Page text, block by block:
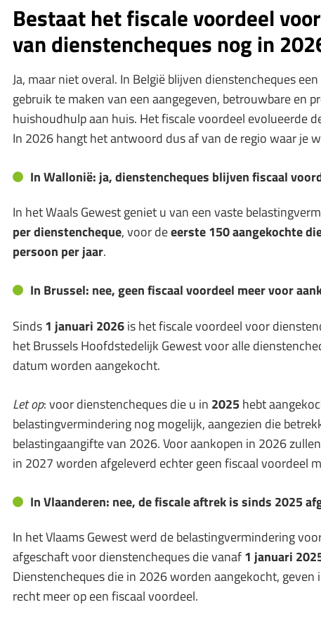
Bestaat het fiscale voordeel
van dienstencheques nog in
Ja, maar niet overal. In België blijven dienstencheques
gebruik te maken van een aangegeven, betrouwbare en
huishoudhulp aan huis. Het fiscale voordeel evolueerde
In 2026 hangt het antwoord dus af van de regio waar je
In Wallonië: ja, dienstencheques blijven fiscaal
In het Waals Gewest geniet u van een vaste
per dienstencheque, voor deeerste 150 aangekochte
persoon per jaar.
In Brussel: nee, geen fiscaal voordeel meer voor
Sinds1 januari 2026is het fiscale voordeel voor
het Brussels Hoofdstedelijk Gewest voor alle
datum worden aangekocht.
Let op: voor dienstencheques die u in 2025hebt
belastingvermindering nog mogelijk, aangezien die
belastingaangifte van 2026. Voor aankopen in 2026
in 2027 worden afgeleverd echter geen fiscaal voordeel
In Vlaanderen: nee, de fiscale aftrek is sinds 2025
In het Vlaams Gewest werd de belastingvermindering
afgeschaft voor dienstencheques die vanaf1 januari
Dienstencheques die in 2026 worden aangekocht, geven
recht meer op een fiscaal voordeel.